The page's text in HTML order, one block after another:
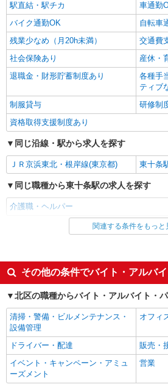
駅直結・駅チカ
車通勤
バイク通勤OK
自転車
残業少なめ（月20h未満）
交通費
社会保険あり
産休・
退職金・財形貯蓄制度あり
各種手
ティブ
制服貸与
研修制
資格取得支援制度あり
同じ沿線・駅から求人を探す
ＪＲ京浜東北・根岸線(東京都) 東十条
同じ職種から東十条駅の求人を探す
介護職・ヘルパー
同じ雇用形態から東十条駅の求人を探す
同じ特徴から東十条駅の求人を探す
入社日応相談
未経験
経験者・有資格者歓迎
新卒・
女性活躍中
フリーター歓迎
学歴不
ブランクOK
ミドル
エルダー（50代～）活躍中
関連する条件をもっと
その他の条件でバイト・アルバ
北区の職種からバイト・アルバイト・
清掃・警備・ビルメンテナンス・
設備管理
オフィ
ドライバー・配達
販売・
イベント・キャンペーン・アミュ
ーズメント
営業